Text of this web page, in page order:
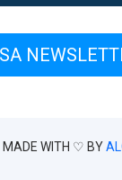
MADE WITH ♡ BY